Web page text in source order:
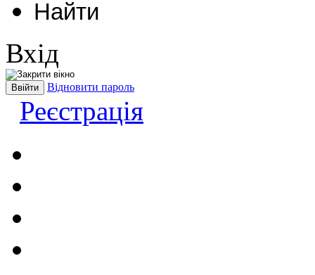
Вхід
Відновити пароль
Реєстрація